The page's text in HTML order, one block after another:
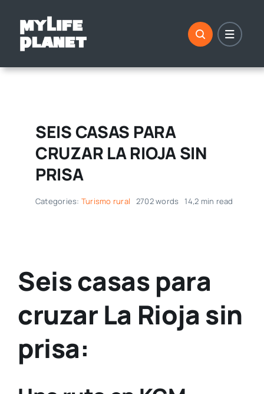
contenido
SEIS CASAS PARA
CRUZAR LA RIOJA SIN
PRISA
Categories: Turismo rural 2702 words 14,2 min read
Seis casas para
cruzar La Rioja sin
prisa: